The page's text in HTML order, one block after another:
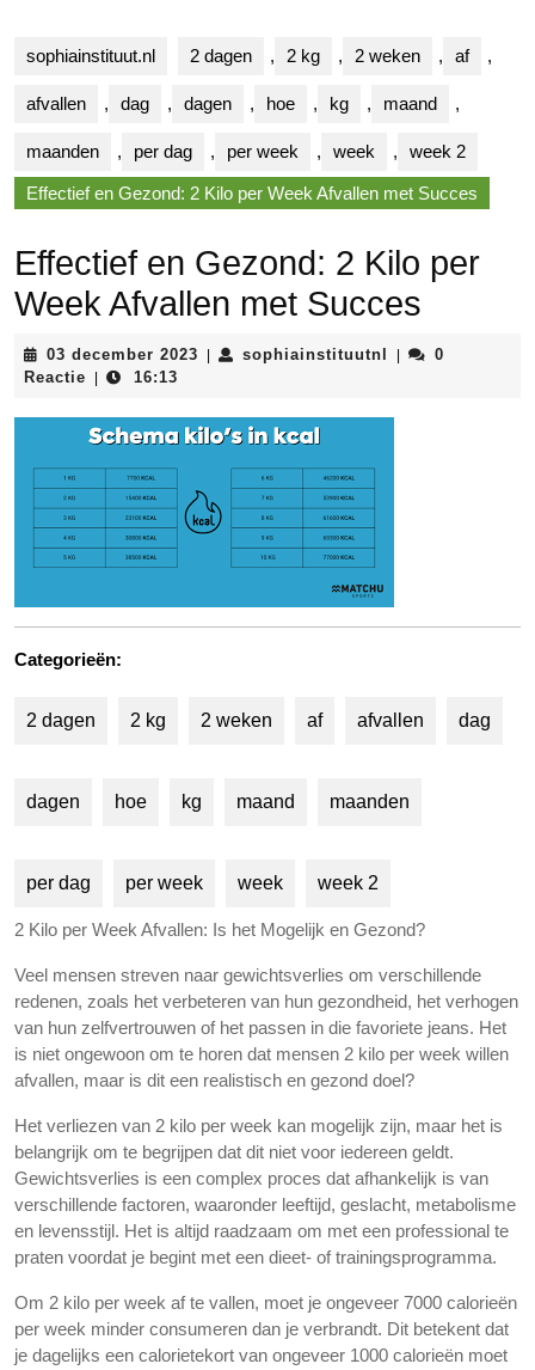
sophiainstituut.nl 2 dagen , 2 kg , 2 weken , af ,
afvallen , dag , dagen , hoe , kg , maand ,
maanden , per dag , per week , week , week 2
Effectief en Gezond: 2 Kilo per Week Afvallen met Succes
Effectief en Gezond: 2 Kilo per
Week Afvallen met Succes
03 december 2023 03
sophiainstituutnl sophiainstituutnl
0
Reactie
16:13
Categorieën:
2 dagen 2 kg 2 weken af afvallen dag
dagen hoe kg maand maanden
per dag per week week week 2
2 Kilo per Week Afvallen: Is het Mogelijk en Gezond?
Veel mensen streven naar gewichtsverlies om verschillende
redenen, zoals het verbeteren van hun gezondheid, het verhogen
van hun zelfvertrouwen of het passen in die favoriete jeans. Het
is niet ongewoon om te horen dat mensen 2 kilo per week willen
afvallen, maar is dit een realistisch en gezond doel?
Het verliezen van 2 kilo per week kan mogelijk zijn, maar het is
belangrijk om te begrijpen dat dit niet voor iedereen geldt.
Gewichtsverlies is een complex proces dat afhankelijk is van
verschillende factoren, waaronder leeftijd, geslacht, metabolisme
en levensstijl. Het is altijd raadzaam om met een professional te
praten voordat je begint met een dieet- of trainingsprogramma.
Om 2 kilo per week af te vallen, moet je ongeveer 7000 calorieën
per week minder consumeren dan je verbrandt. Dit betekent dat
je dagelijks een calorietekort van ongeveer 1000 calorieën moet